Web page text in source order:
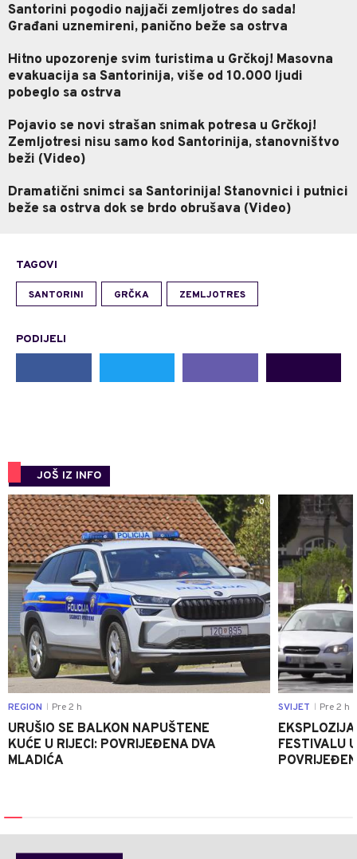
Santorini pogodio najjači zemljotres do sada!
Građani uznemireni, panično beže sa ostrva
Hitno upozorenje svim turistima u Grčkoj! Masovna
evakuacija sa Santorinija, više od 10.000 ljudi
pobeglo sa ostrva
Pojavio se novi strašan snimak potresa u Grčkoj!
Zemljotresi nisu samo kod Santorinija, stanovništvo
beži (Video)
Dramatični snimci sa Santorinija! Stanovnici i putnici
beže sa ostrva dok se brdo obrušava (Video)
TAGOVI
SANTORINI GRČKA ZEMLJOTRES
PODIJELI
JOŠ IZ INFO
0
REGION Pre 2 h
URUŠIO SE BALKON NAPUŠTENE
KUĆE U RIJECI: POVRIJEĐENA DVA
MLADIĆA
SVIJET Pre 2 h
FESTIVALU